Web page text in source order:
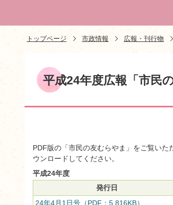
トップページ 市政情報 広報・刊行物
平成24年度広報「市民
PDF版の「市民の友むらやま」をご覧い
ウンロードしてください。
平成24年度
発行日
24年4月1日号（PDF：5,816KB）